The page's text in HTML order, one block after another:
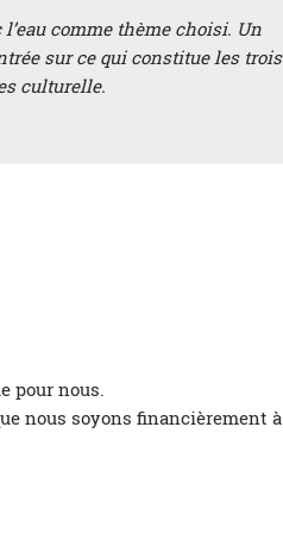
comme thème choisi. Un
sur ce qui constitue les trois
culturelle.
pour nous.
nous soyons financièrement à